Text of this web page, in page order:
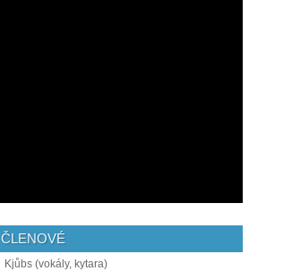
ČLENOVÉ
Kjůbs (vokály, kytara)